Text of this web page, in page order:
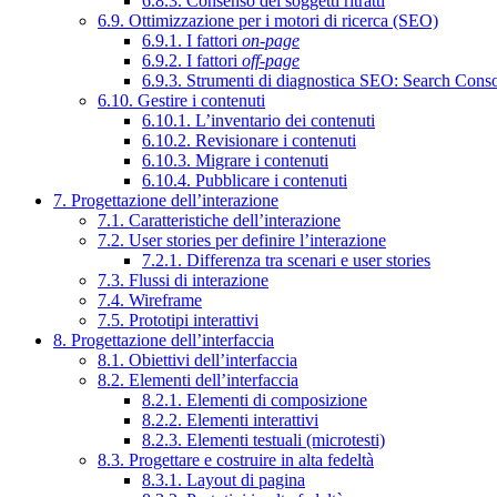
6.9. Ottimizzazione per i motori di ricerca (SEO)
6.9.1. I fattori on-page
6.9.2. I fattori off-page
6.9.3. Strumenti di diagnostica SEO: Search
6.10. Gestire i contenuti
6.10.1. L’inventario dei contenuti
6.10.2. Revisionare i contenuti
6.10.3. Migrare i contenuti
6.10.4. Pubblicare i contenuti
7. Progettazione dell’interazione
7.1. Caratteristiche dell’interazione
7.2. User stories per definire l’interazione
7.2.1. Differenza tra scenari e user stories
7.3. Flussi di interazione
7.4. Wireframe
7.5. Prototipi interattivi
8. Progettazione dell’interfaccia
8.1. Obiettivi dell’interfaccia
8.2. Elementi dell’interfaccia
8.2.1. Elementi di composizione
8.2.2. Elementi interattivi
8.2.3. Elementi testuali (microtesti)
8.3. Progettare e costruire in alta fedeltà
8.3.1. Layout di pagina